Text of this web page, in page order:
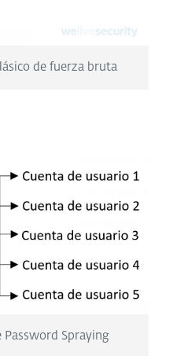
de fuerza bruta
Password Spraying